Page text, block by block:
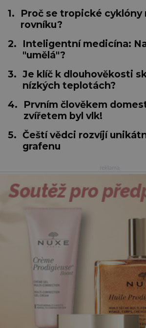
1.
Proč se tropické cyklóny
rovníku?
2.
Inteligentní medicína:
"umělá"?
3. Je klíč k dlouhověkosti
nízkých teplotách?
4.
Prvním člověkem
zvířetem byl vlk!
5. Čeští vědci rozvíjí
grafenu